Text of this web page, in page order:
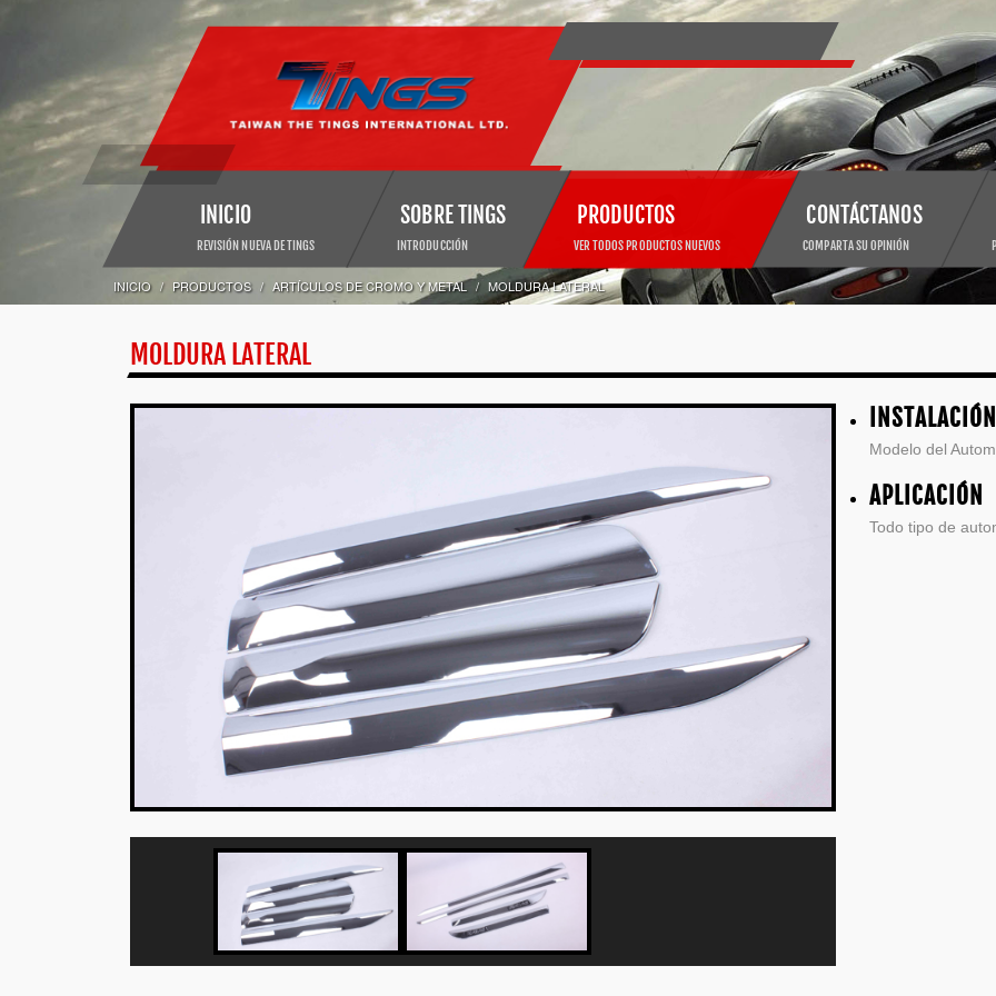
INICIO
REVISIÓN NUEVA DE TINGS
SOBRE TINGS
INTRODUCCIÓN
PRODUCTOS
VER TODOS PRODUCTOS NUEVOS
CONTÁCTANOS
COMPARTA SU OPINIÓN
INICIO PRODUCTOS ARTÍCULOS DE CROMO Y METAL MOLDURA LATERAL
MOLDURA LATERAL
INSTALACIÓN
Modelo del
APLICACIÓN
Todo tipo de